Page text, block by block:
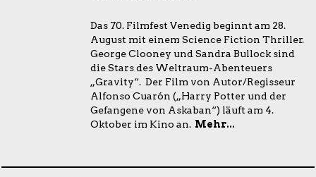
Das 70. Filmfest Venedig beginnt am 28.
August mit einem Science Fiction Thriller.
George Clooney und Sandra Bullock sind
die Stars des Weltraum-Abenteuers
„Gravity“. Der Film von Autor/Regisseur
Alfonso Cuarón („Harry Potter und der
Gefangene von Askaban“) läuft am 4.
Oktober im Kino an. Mehr...